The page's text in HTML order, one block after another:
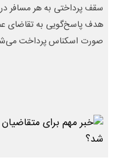
هدف پاسخ‌گویی به تقاضای
صورت اسکناس پرداخت